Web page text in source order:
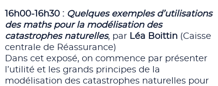
16h00-16h30 : Quelques exemples d’utilisations
des maths pour la modélisation des
catastrophes naturelles, par Léa Boittin (Caisse
centrale de Réassurance)
Dans cet exposé, on commence par présenter
l’utilité et les grands principes de la
modélisation des catastrophes naturelles pour